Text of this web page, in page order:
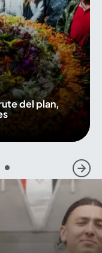
del plan,
5